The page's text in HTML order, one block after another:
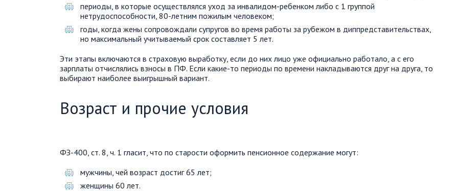
периоды, в которые осуществлялся уход за инвалидом-ребенком либо с 1 группой
нетрудоспособности, 80-летним пожилым человеком;
годы, когда жены сопровождали супругов во время работы за рубежом в диппредставительствах,
но максимальный учитываемый срок составляет 5 лет.
Эти этапы включаются в страховую выработку, если до них лицо уже официально работало, а с его
зарплаты отчислялись взносы в ПФ. Если какие-то периоды по времени накладываются друг на друга, то
выбирают наиболее выигрышный вариант.
Возраст и прочие условия
ФЗ-400, ст. 8, ч. 1 гласит, что по старости оформить пенсионное содержание могут:
мужчины, чей возраст достиг 65 лет;
женщины 60 лет.